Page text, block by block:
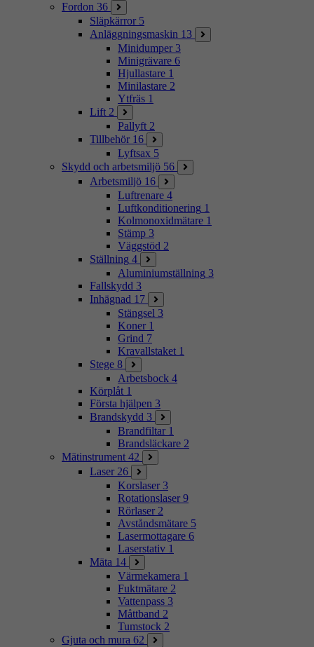
Fordon 36
Släpkärror 5
Anläggningsmaskin 13
Minidumper 3
Minigrävare 6
Hjullastare 1
Minilastare 2
Ytfräs 1
Lift 2
Pallyft 2
Tillbehör 16
Lyftsax 5
Skydd och arbetsmiljö 56
Arbetsmiljö 16
Luftrenare 4
Luftkonditionering 1
Kolmonoxidmätare 1
Stämp 3
Väggstöd 2
Ställning 4
Aluminiumställning 3
Fallskydd 3
Inhägnad 17
Stängsel 3
Koner 1
Grind 7
Kravallstaket 1
Stege 8
Arbetsbock 4
Körplåt 1
Första hjälpen 3
Brandskydd 3
Brandfiltar 1
Brandsläckare 2
Mätinstrument 42
Laser 26
Korslaser 3
Rotationslaser 9
Rörlaser 2
Avståndsmätare 5
Lasermottagare 6
Laserstativ 1
Mäta 14
Värmekamera 1
Fuktmätare 2
Vattenpass 3
Måttband 2
Tumstock 2
Gjuta och mura 62